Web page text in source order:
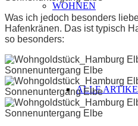
WOHNEN
ALLE
Was ich jedoch besonders
Hafenkränen. Das ist typisch
so besonders: